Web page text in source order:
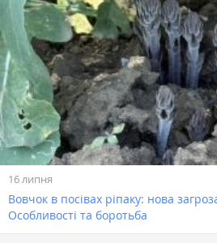
16 липня
Вовчок в посівах ріпаку: нова
Особливості та боротьба